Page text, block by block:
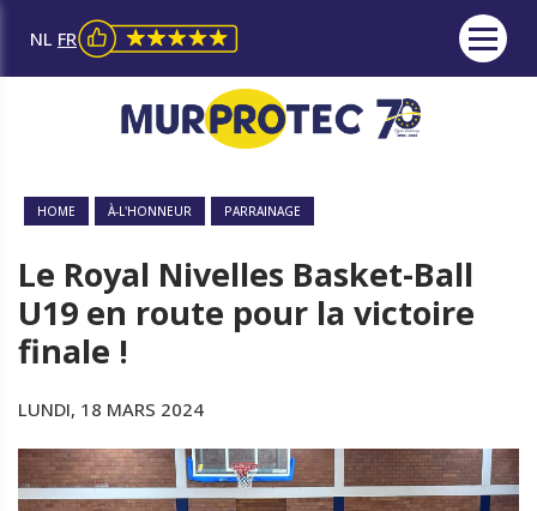
NL FR
HOME À-L'HONNEUR PARRAINAGE
Le Royal Nivelles Basket-Ball
U19 en route pour la victoire
finale !
LUNDI, 18 MARS 2024